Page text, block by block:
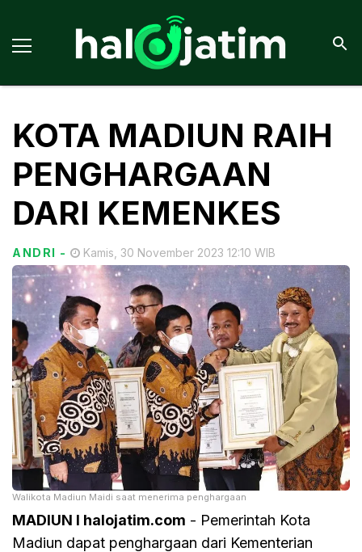
KOTA MADIUN RAIH
PENGHARGAAN
DARI KEMENKES
ANDRI - Kamis, 30 November 2023 12:10 WIB
Walikota Madiun Maidi saat menerima penghargaan
MADIUN I halojatim.com - Pemerintah Kota
Madiun dapat penghargaan dari Kementerian